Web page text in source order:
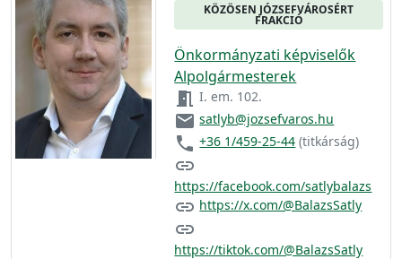
KÖZÖSEN JÓZSEFVÁROSÉRT
FRAKCIÓ
Önkormányzati képviselők
Alpolgármesterek
meeting_room I. em. 102.
email satlyb@jozsefvaros.hu
phone +36 1/459-25-44 (titkárság)
link
https://facebook.com/satlybalazs
link https://x.com/@BalazsSatly
link
https://tiktok.com/@BalazsSatly